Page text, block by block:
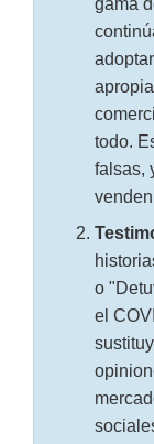
todo.
falsas,
o
el